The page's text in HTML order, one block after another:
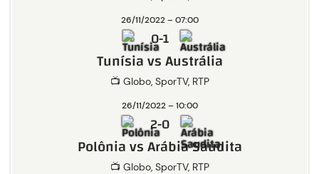
26/11/2022 – 07:00
📺 Globo, SporTV, RTP
0-1
Tunísia vs Austrália
26/11/2022 – 10:00
📺 Globo, SporTV, RTP
2-0
Polônia vs Arábia Saudita